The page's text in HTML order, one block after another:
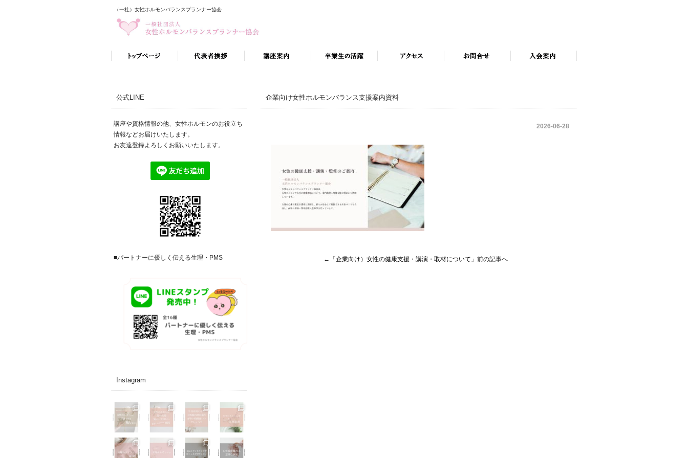
（一社）女性ホルモンバランスプランナー協会
企業向け女性ホルモンバランス支援案内資料
2026-06-28
←「 企業向け）女性の健康支援・講演・取材について 」前の記事へ
公式LINE
講座や資格情報の他、女性ホルモンのお役立ち
情報などお届けいたします。
お友達登録よろしくお願いいたします。
■パートナーに優しく伝える生理・PMS
Instagram